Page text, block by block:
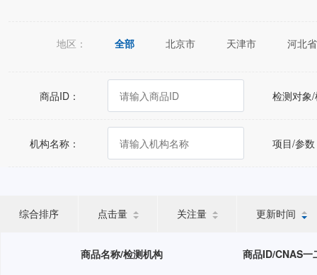
地区： 全部 北京市 天津市
河北省
宁夏回族自治区
新疆维吾尔自治区
商品ID： 检测对象
机构名称： 项目/参
综合排序 点击量 关注量 更新时间
商品名称/检测机构 商品ID/CNAS一